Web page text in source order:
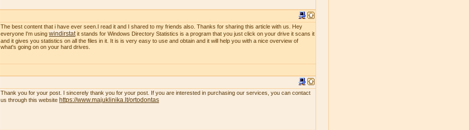
The best content that i have ever seen.I read it and I shared to my friends also. Thanks for sharing this article with us. Hey
everyone I'm using windirstat it stands for Windows Directory Statistics is a program that you just click on your drive it scans it
and it gives you statistics on all the files in it. It is is very easy to use and obtain and it will help you with a nice overview of
what's going on on your hard drives.
Thank you for your post. I sincerely thank you for your post. If you are interested in purchasing our services, you can contact
us through this website https://www.majuklinika.lt/ortodontas